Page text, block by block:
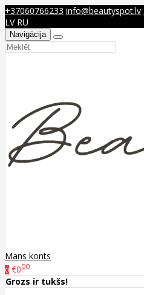
+37060766233 info@beautyspot.lv
LV RU
Navigācija
Mans konts
0 €000
Grozs ir tukšs!